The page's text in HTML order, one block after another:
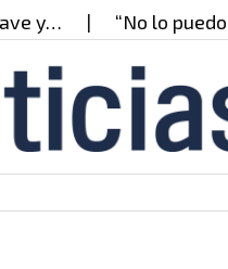
“No lo puedo